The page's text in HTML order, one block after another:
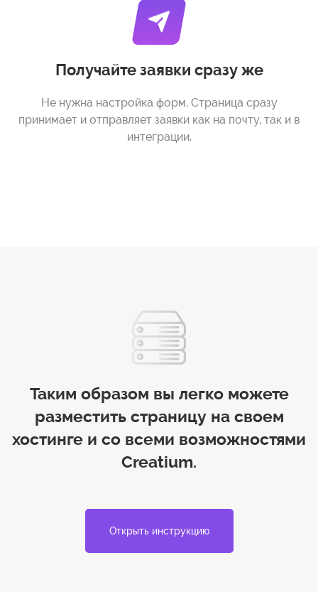
Получайте заявки сразу же
Не нужна настройка форм. Страница сразу
принимает и отправляет заявки как на почту, так и в
интеграции.
Таким образом вы легко можете
разместить страницу на своем
хостинге и со всеми возможностями
Creatium.
Открыть инструкцию